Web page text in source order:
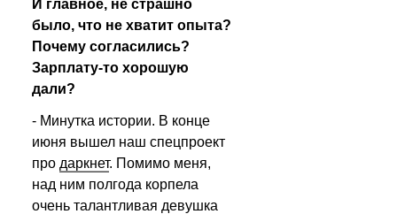
И главное, не страшно
было, что не хватит опыта?
Почему согласились?
Зарплату-то хорошую
дали?
- Минутка истории. В конце
июня вышел наш спецпроект
про даркнет. Помимо меня,
над ним полгода корпела
очень талантливая девушка